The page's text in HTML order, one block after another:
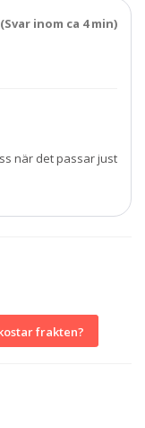
(Svar inom ca 4 min)
när det passar just
frakten?